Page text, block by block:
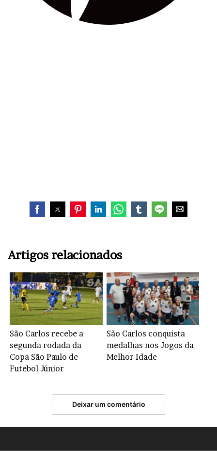
Artigos relacionados
São Carlos recebe a
segunda rodada da
Copa São Paulo de
Futebol Júnior
São Carlos conquista
medalhas nos Jogos da
Melhor Idade
Deixar um comentário